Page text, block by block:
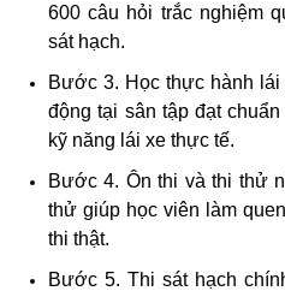
600 câu hỏi trắc nghiệm
sát hạch.
Bước 3. Học thực hành
động tại sân tập đạt
kỹ năng lái xe thực tế.
Bước 4. Ôn thi và thi thử
thử giúp học viên làm
thi thật.
Bước 5. Thi sát hạch